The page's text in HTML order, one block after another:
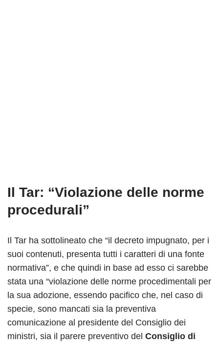
Il Tar: “Violazione delle norme
procedurali”
Il Tar ha sottolineato che “il decreto impugnato, per i
suoi contenuti, presenta tutti i caratteri di una fonte
normativa”, e che quindi in base ad esso ci sarebbe
stata una “violazione delle norme procedimentali per
la sua adozione, essendo pacifico che, nel caso di
specie, sono mancati sia la preventiva
comunicazione al presidente del Consiglio dei
ministri, sia il parere preventivo del Consiglio di